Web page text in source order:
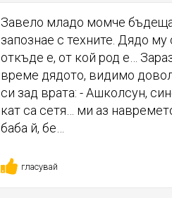
Завело младо момче
запознае с техните. Дядо
откъде е, от кой род е…
време дядото, видимо
си зад врата: - Ашколсун,
кат са сетя… ми аз
баба й, бе…
гласувай